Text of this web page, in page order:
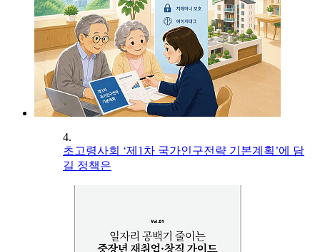
4.
초고령사회 ‘제1차 국가인구전략 기본계획’에 담
길 정책은